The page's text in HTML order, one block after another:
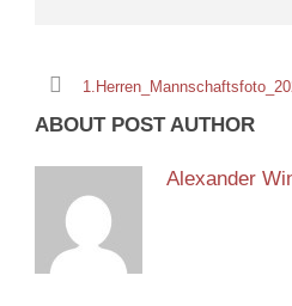
ABOUT POST AUTHOR
Alexander